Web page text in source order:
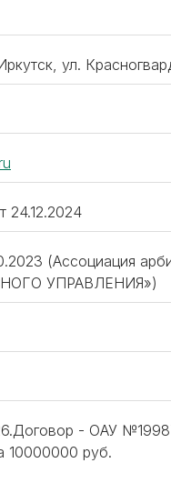
ул.
24.12.2024
(Ассоциация
УПРАВЛЕНИЯ»)
- ОАУ
10000000 руб.